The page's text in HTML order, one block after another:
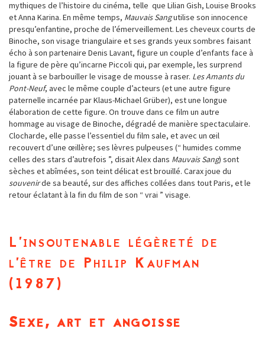
mythiques de l’histoire du cinéma, telle que Lilian Gish, Louise Brooks
et Anna Karina. En même temps, Mauvais Sangutilise son innocence
presqu’enfantine, proche de l’émerveillement. Les cheveux courts de
Binoche, son visage triangulaire et ses grands yeux sombres faisant
écho à son partenaire Denis Lavant, figure un couple d’enfants face à
la figure de père qu’incarne Piccoli qui, par exemple, les surprend
jouant à se barbouiller le visage de mousse à raser. Les Amants du
Pont-Neuf, avec le même couple d’acteurs (et une autre figure
paternelle incarnée par Klaus-Michael Grüber), est une longue
élaboration de cette figure. On trouve dans ce film un autre
hommage au visage de Binoche, dégradé de manière spectaculaire.
Clocharde, elle passe l’essentiel du film sale, et avec un œil
recouvert d’une œillère; ses lèvres pulpeuses (“ humides comme
celles des stars d’autrefois ”, disait Alex dans Mauvais Sang) sont
sèches et abîmées, son teint délicat est brouillé. Carax joue du
souvenirde sa beauté, sur des affiches collées dans tout Paris, et le
retour éclatant à la fin du film de son “ vrai ” visage.
L’insoutenable légèreté de
l’être de Philip Kaufman
(1987)
Sexe, art et angoisse